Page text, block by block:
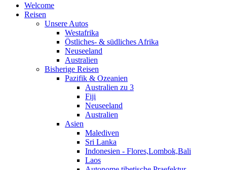
Welcome
Reisen
Unsere Autos
Westafrika
Östliches- & südliches Afrika
Neuseeland
Australien
Bisherige Reisen
Pazifik & Ozeanien
Australien zu 3
Fiji
Neuseeland
Australien
Asien
Malediven
Sri Lanka
Indonesien - Flores,Lombok,Bali
Laos